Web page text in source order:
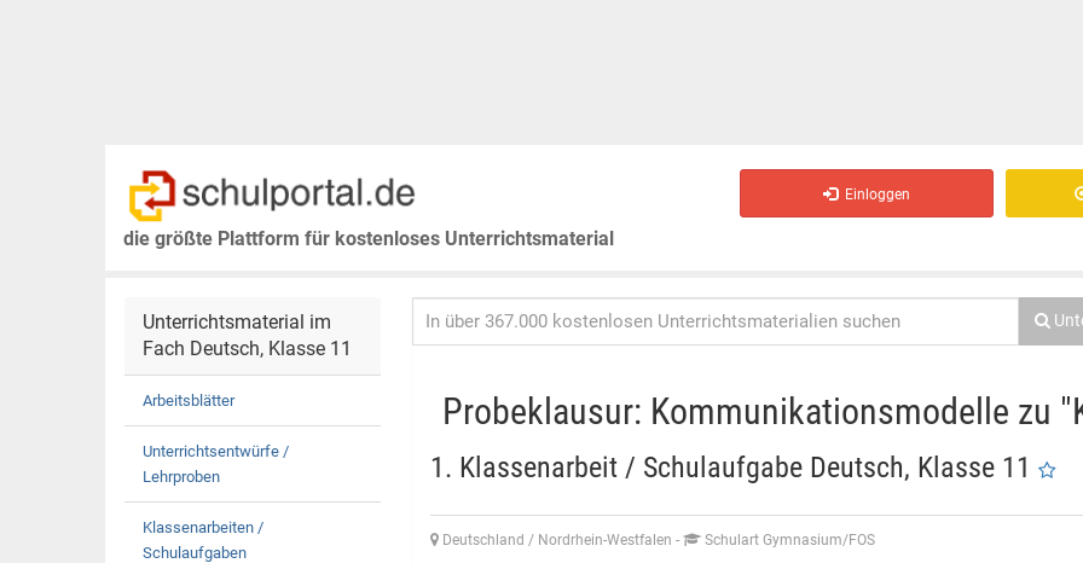
die größte Plattform für kostenloses Unterrichtsmaterial
Einloggen
Unterrichtsmaterial im
Fach Deutsch, Klasse 11
Arbeitsblätter
Unterrichtsentwürfe /
Lehrproben
Klassenarbeiten /
Schulaufgaben
Probeklausur: Kommunikationsmodelle zu
1. Klassenarbeit / Schulaufgabe Deutsch, Klasse 11
Deutschland / Nordrhein-Westfalen - Schulart Gymnasium/FOS